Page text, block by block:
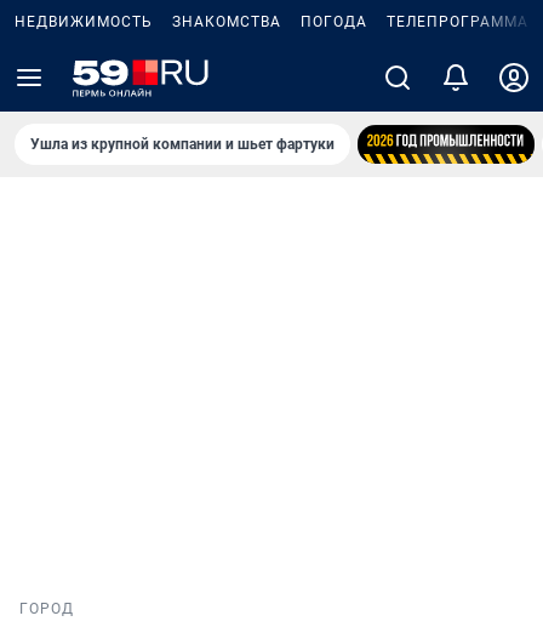
НЕДВИЖИМОСТЬ ЗНАКОМСТВА ПОГОДА ТЕЛЕПРОГРАММА
Ушла из крупной компании и шьет фартуки
ГОРОД